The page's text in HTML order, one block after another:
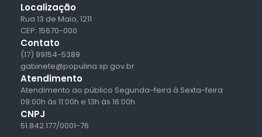
Localização
Rua 13 de Maio, 1211
CEP: 15670-000
Contato
(17) 99154-5389
gabinete@populina.sp.gov.br
Atendimento
Atendimento ao público Segunda-feira à Sexta-feira
09:00h às 11:00h e 13h às 16:00h
CNPJ
51.842.177/0001-76